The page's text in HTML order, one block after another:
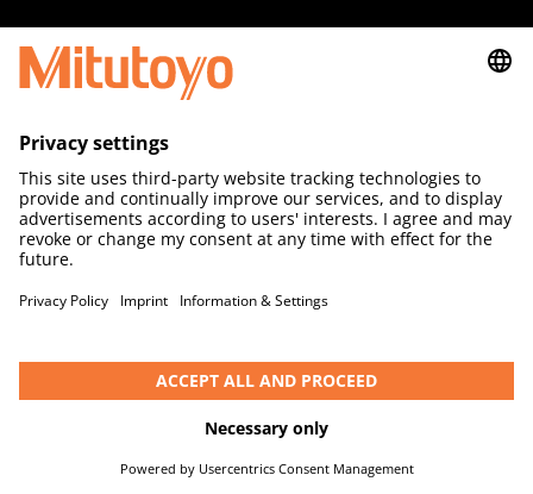
Folgen Sie uns
Mitutoyo (Schweiz) AG
Steinackerstrasse 35
T +41 44 736 11 50
E info(at)mitutoyo.ch